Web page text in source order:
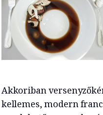
Akkoriban
kellemes, modern